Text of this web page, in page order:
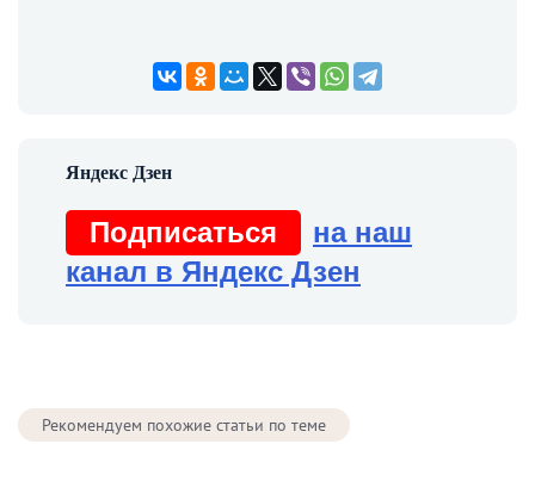
Подписаться
на наш
канал в Яндекс Дзен
Рекомендуем похожие статьи по теме